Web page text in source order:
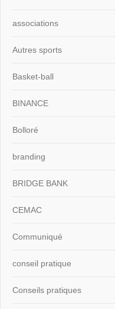
associations
Autres sports
Basket-ball
BINANCE
Bolloré
branding
BRIDGE BANK
CEMAC
Communiqué
conseil pratique
Conseils pratiques